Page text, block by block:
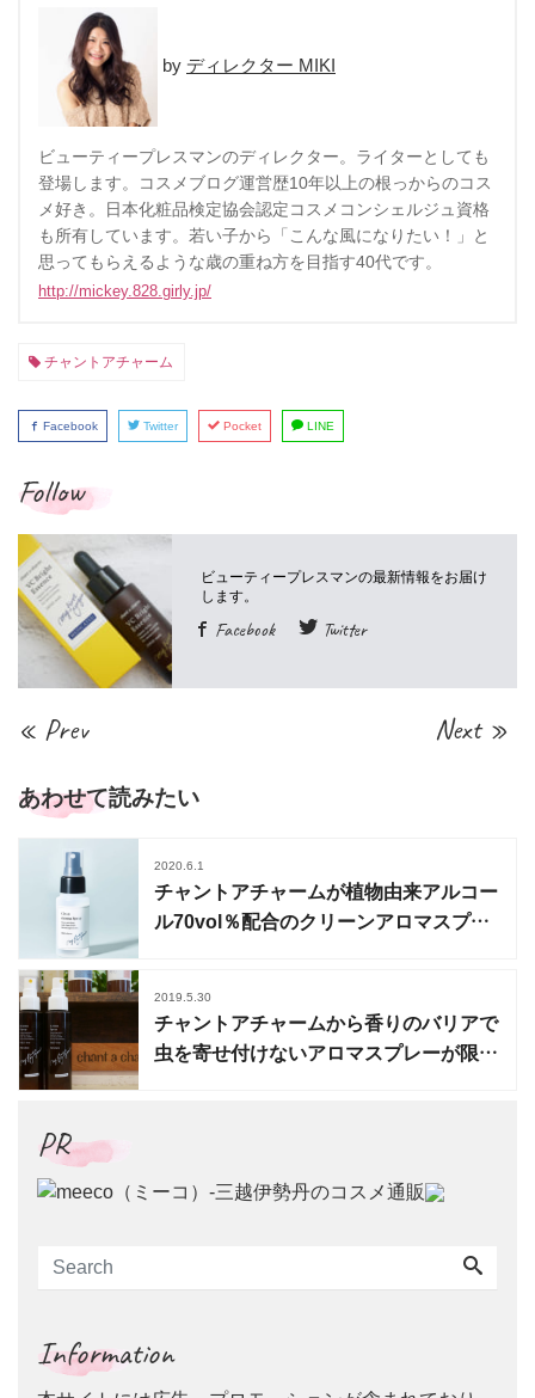
ディレクター MIKI
ビューティープレスマンのディレクター。ライターとしても
登場します。コスメブログ運営歴10年以上の根っからのコス
メ好き。日本化粧品検定協会認定コスメコンシェルジュ資格
も所有しています。若い子から「こんな風になりたい！」と
思ってもらえるような歳の重ね方を目指す40代です。
http://mickey.828.girly.jp/
チャントアチャーム
Facebook Twitter Pocket LINE
Follow
Facebook Twitter
« Prev Next »
あわせて読みたい
2020.6.1
チャントアチャームが植物由来アルコー
ル70vol％配合のクリーンアロマスプレ
2019.5.30
チャントアチャームから香りのバリアで
虫を寄せ付けないアロマスプレーが限定
PR
Information